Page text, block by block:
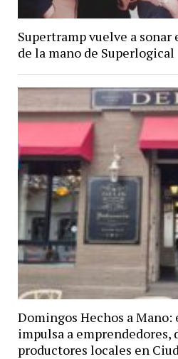
Supertramp vuelve a sonar
de la mano de Superlogical
Domingos Hechos a Mano:
impulsa a emprendedores,
productores locales en